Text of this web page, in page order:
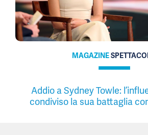
MAGAZINE
Addio a Sydney Towle:
condiviso la sua battaglia